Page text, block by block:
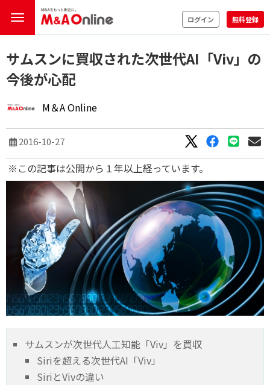
ログイン 無料登録
サムスンに買収された次世代AI「Viv」の
今後が心配
M＆A Online
2016-10-27
※この記事は公開から１年以上経っています。
サムスンが次世代人工知能「Viv」を買収
Siriを超える次世代AI「Viv」
SiriとVivの違い